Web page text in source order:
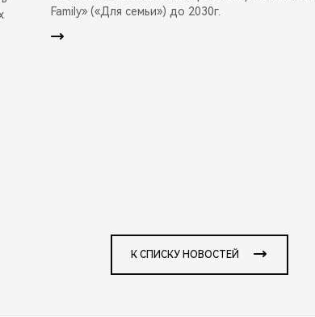
Family» («Для семьи») до 2030г.
К СПИСКУ НОВОСТЕЙ